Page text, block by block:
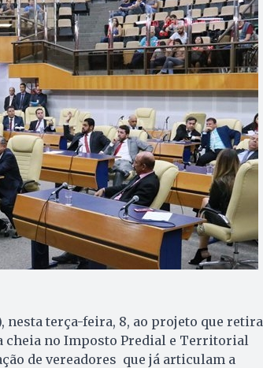
nesta terça-feira, 8, ao projeto que retira
cheia no Imposto Predial e Territorial
de vereadores que já articulam a